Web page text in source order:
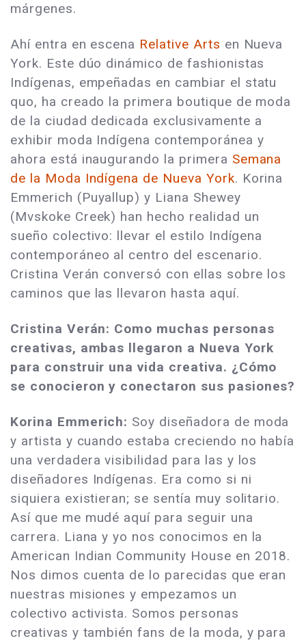
márgenes.
Ahí entra en escena Relative Arts en Nueva
York. Este dúo dinámico de fashionistas
Indígenas, empeñadas en cambiar el statu
quo, ha creado la primera boutique de moda
de la ciudad dedicada exclusivamente a
exhibir moda Indígena contemporánea y
ahora está inaugurando la primera Semana
de la Moda Indígena de Nueva York. Korina
Emmerich (Puyallup) y Liana Shewey
(Mvskoke Creek) han hecho realidad un
sueño colectivo: llevar el estilo Indígena
contemporáneo al centro del escenario.
Cristina Verán conversó con ellas sobre los
caminos que las llevaron hasta aquí.
Cristina Verán: Como muchas personas
creativas, ambas llegaron a Nueva York
para construir una vida creativa. ¿Cómo
se conocieron y conectaron sus pasiones?
Korina Emmerich: Soy diseñadora de moda
y artista y cuando estaba creciendo no había
una verdadera visibilidad para las y los
diseñadores Indígenas. Era como si ni
siquiera existieran; se sentía muy solitario.
Así que me mudé aquí para seguir una
carrera. Liana y yo nos conocimos en la
American Indian Community House en 2018.
Nos dimos cuenta de lo parecidas que eran
nuestras misiones y empezamos un
colectivo activista. Somos personas
creativas y también fans de la moda, y para